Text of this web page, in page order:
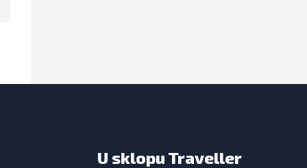
U sklopu Traveller